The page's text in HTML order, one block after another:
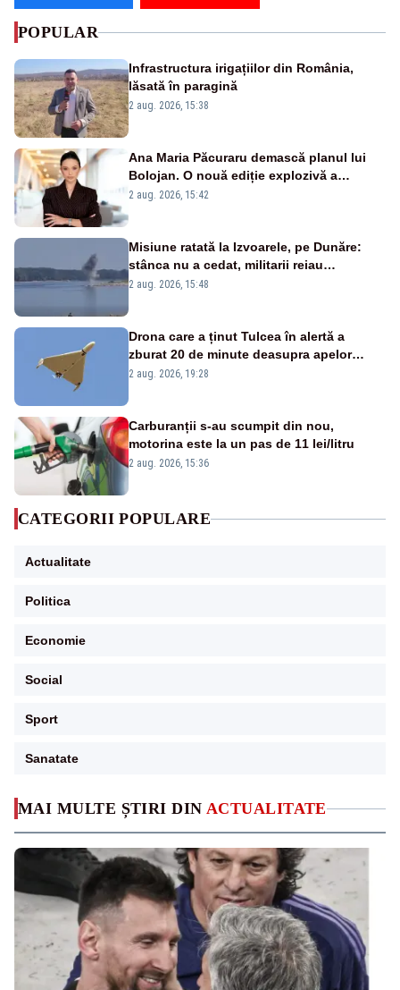
MAI MULTE ȘTIRI DIN ACTUALITATE
POPULAR
Infrastructura irigațiilor din România,
lăsată în paragină
2 aug. 2026, 15:38
Ana Maria Păcuraru demască planul lui
Bolojan. O nouă ediție explozivă a
emisiunii „Miza Zilei” la Realitatea PLUS
2 aug. 2026, 15:42
Misiune ratată la Izvoarele, pe Dunăre:
stânca nu a cedat, militarii reiau
detonările luni – VIDEO
2 aug. 2026, 15:48
Drona care a ținut Tulcea în alertă a
zburat 20 de minute deasupra apelor
României. Au fost ridicate două F-16
2 aug. 2026, 19:28
Carburanții s-au scumpit din nou,
motorina este la un pas de 11 lei/litru
2 aug. 2026, 15:36
CATEGORII POPULARE
Actualitate
Politica
Economie
Social
Sport
Sanatate